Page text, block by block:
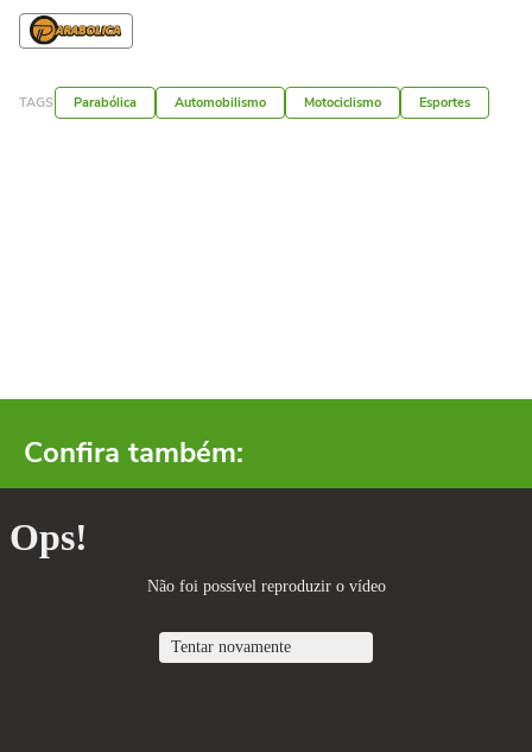
TAGS Parabólica Automobilismo Motociclismo Esportes
Confira também: